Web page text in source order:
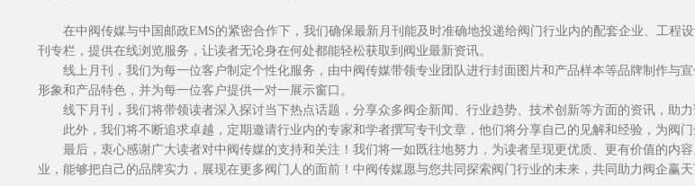
在中阀传媒与中国邮政EMS的紧密合作下，我们确保最新月刊能及时准确地投递给阀门行业内的配套企业、工程
刊专栏，提供在线浏览服务，让读者无论身在何处都能轻松获取到阀业最新资讯。
线上月刊，我们为每一位客户制定个性化服务，由中阀传媒带领专业团队进行封面图片和产品样本等品牌制作与
形象和产品特色，并为每一位客户提供一对一展示窗口。
线下月刊，我们将带领读者深入探讨当下热点话题，分享众多阀企新闻、行业趋势、技术创新等方面的资讯，助
此外，我们将不断追求卓越，定期邀请行业内的专家和学者撰写专刊文章，他们将分享自己的见解和经验，为阀
最后，衷心感谢广大读者对中阀传媒的支持和关注！我们将一如既往地努力，为读者呈现更优质、更有价值的内
业，能够把自己的品牌实力，展现在更多阀门人的面前！中阀传媒愿与您共同探索阀门行业的未来，共同助力阀企赢天